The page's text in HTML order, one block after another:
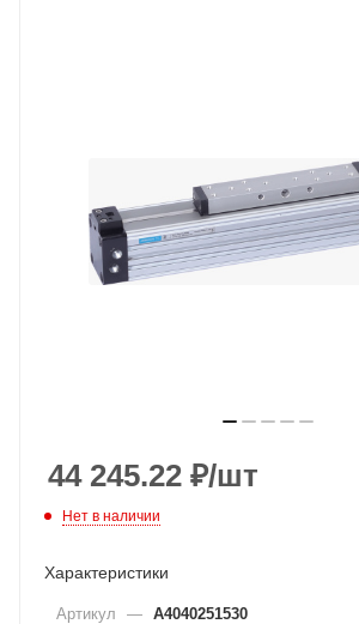
44 245.22 ₽/шт
Нет в наличии
Характеристики
Артикул — A4040251530